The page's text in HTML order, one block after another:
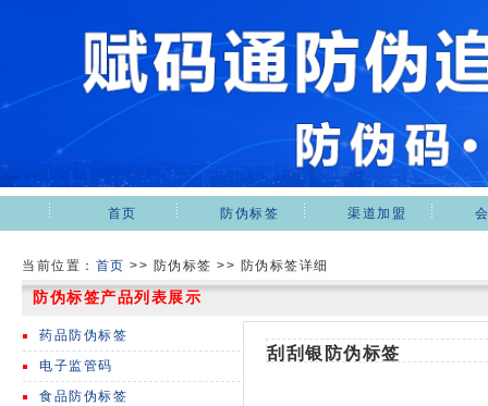
首页 防伪标签 渠道加盟
当前位置： 首页 >> 防伪标签 >> 防伪标签详细
防伪标签产品列表展示
药品防伪标签
电子监管码
食品防伪标签
刮刮银防伪标签